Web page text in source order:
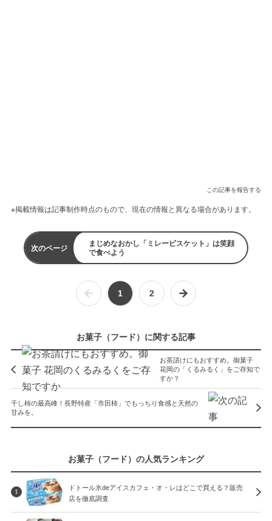
この記事を報告する
※掲載情報は記事制作時点のもので、現在の情報と異なる場合があります。
次のページ
まじめなおかし「ミレービスケット」は笑顔
で食べよう
1 2
お菓子（フード）に関する記事
お茶請けにもおすすめ。御菓子
花岡の「くるみるく」をご存知で
すか？
干し柿の最高峰！長野特産「市田柿」でもっちり食感と天然の
甘みを。
お菓子（フード）の人気ランキング
1
ドトール氷deアイスカフェ・オ・レはどこで買える？販売
店を徹底調査